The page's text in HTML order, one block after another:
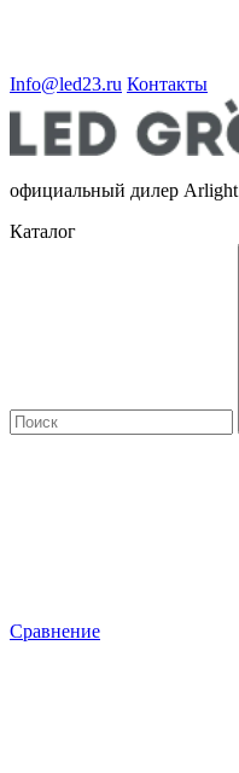
Info@led23.ru Контакты
официальный дилер Arlight
Каталог
Сравнение